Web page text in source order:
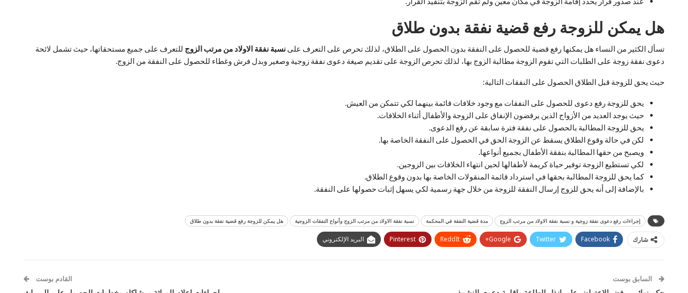
هل يمكن للزوجة رفع قضية نفقة بدون طلاق
تسأل الكثير من النساء هل يمكنها رفع قضية للحصول على النفقة بدون الحصول على الطلاق، لذلك تحرص على التعرف على نسبة نفقة الاولاد من مرتب الزوج للتعرف على جميع مستحقاتها، حيث تشمل لائحة
دعوى نفقة زوجة على الطلبات التي تقوم الزوجة مطالبة الزوج بها، لذلك تحرص الزوجة على تقديم صيغة دعوى نفقة زوجية وصغير وبدل فرش وغطاء للحصول على النفقة من الزوج.
حيث يحق للزوجة قبل الطلاق الحصول على النفقات التالية:
يحق للزوجة رفع دعوى للحصول على النفقات مع وجود خلافات قائمة بينهما لكي تتمكن من العيش.
حيث يوجد العديد من الأزواج الذين يرفضون الإنفاق على الزوجة والأطفال أثناء الخلافات.
يحق للزوجة المطالبة بالحصول على نفقة فترة سابقة عن رفع الدعوى.
لكن في حالة وقوع الطلاق يسقط عن الزوجة الحق في الحصول على النفقة الخاصة بها.
ويصبح من حقها المطالبة بنفقة الأطفال بجميع أنواعها.
لكي تستطيع الزوجة توفير حياة كريمة لأطفالها لحين انتهاء الخلافات بين الزوجين.
كما يحق للزوجة المطالبة بحقها في استرداد قائمة المنقولات الخاصة بها بدون وقوع الطلاق.
بالإضافة إلى أنه يحق للزوج إرسال النفقة للزوجة من خلال جهة رسمية لكي يسهل إثبات حصولها على النفقة.
إجراءات رفع دعوى نفقة زوجية و نسبة نفقة الاولاد من مرتب الزوج مدة قضية النفقة في المحكمة نسبة نفقة الاولاد من مرتب الزوج وأنواع النفقات الزوجية هل يمكن للزوجة رفع قضية نفقة بدون طلاق
شارك Facebook
Twitter
Google+
ReddIt
Pinterest البريد الإلكتروني
السابق بوست القادم بوست